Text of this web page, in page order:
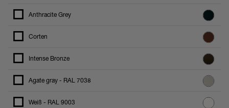
Anthracite Grey
Corten
Intense Bronze
Agate gray - RAL 7038
Weiß - RAL 9003